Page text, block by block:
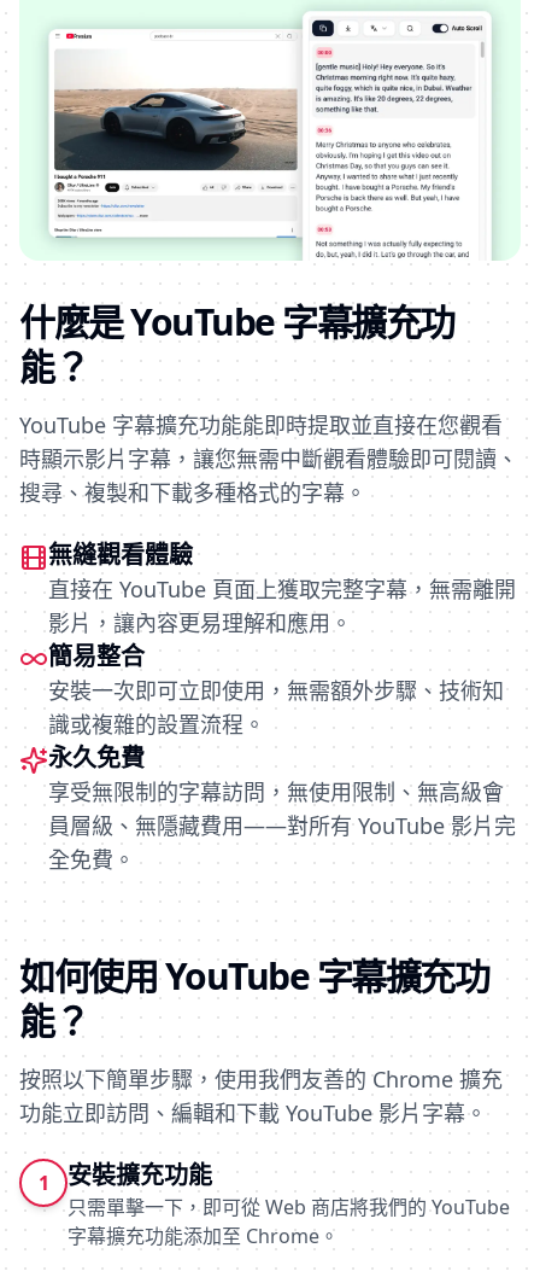
什麼是 YouTube 字幕擴充功
能？
YouTube 字幕擴充功能能即時提取並直接在您觀看
時顯示影片字幕，讓您無需中斷觀看體驗即可閱讀、
搜尋、複製和下載多種格式的字幕。
無縫觀看體驗
直接在 YouTube 頁面上獲取完整字幕，無需離開
影片，讓內容更易理解和應用。
簡易整合
安裝一次即可立即使用，無需額外步驟、技術知
識或複雜的設置流程。
永久免費
享受無限制的字幕訪問，無使用限制、無高級會
員層級、無隱藏費用——對所有 YouTube 影片完
全免費。
如何使用 YouTube 字幕擴充功
能？
按照以下簡單步驟，使用我們友善的 Chrome 擴充
功能立即訪問、編輯和下載 YouTube 影片字幕。
1 安裝擴充功能
只需單擊一下，即可從 Web 商店將我們的 YouTube
字幕擴充功能添加至 Chrome。